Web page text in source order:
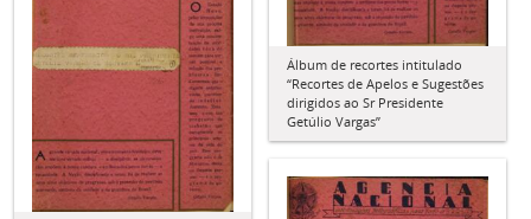
Álbum de recortes intitulado
“Recortes de Apelos e Sugestões
dirigidos ao Sr Presidente
Getúlio Vargas”